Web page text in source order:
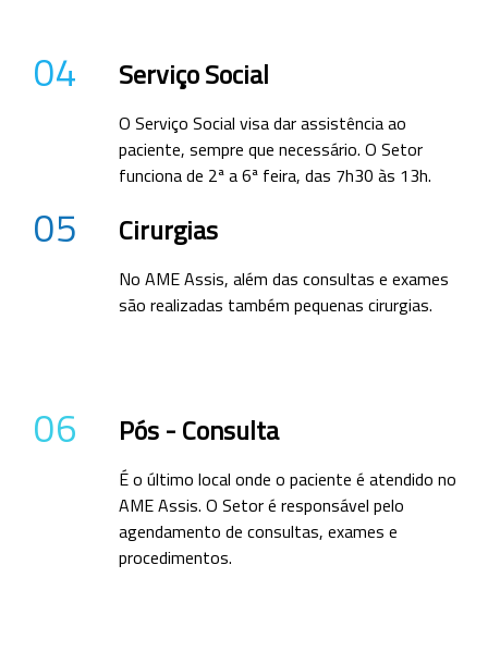
04 Serviço Social
O Serviço Social visa dar assistência ao
paciente, sempre que necessário. O Setor
funciona de 2ª a 6ª feira, das 7h30 às 13h.
05 Cirurgias
No AME Assis, além das consultas e exames
são realizadas também pequenas cirurgias.
06 Pós - Consulta
É o último local onde o paciente é atendido no
AME Assis. O Setor é responsável pelo
agendamento de consultas, exames e
procedimentos.